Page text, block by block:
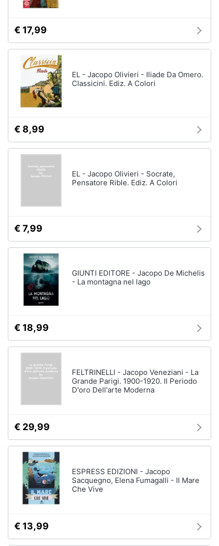
infanzia
Fotografia
Casalinghi
Abbigliamento
Sport
Animali
cd
dvd
Festività
e
ricorrenze
Servizi
Assistenza
Esci
Cd
musicali
Colonne
Sonore
Leggera
Jazz
Vedi
Me
contro
Te
Sean
connery
Barbara
D'Urso
€ 17,99
EL - Jacopo Olivieri - Iliade Da Omero.
Classicini. Ediz. A Colori
€ 8,99
EL - Jacopo Olivieri - Socrate,
Pensatore Rible. Ediz. A Colori
€ 7,99
GIUNTI EDITORE - Jacopo De Michelis
- La montagna nel lago
€ 18,99
FELTRINELLI - Jacopo Veneziani - La
Grande Parigi. 1900-1920. Il Periodo
D'oro Dell'arte Moderna
€ 29,99
ESPRESS EDIZIONI - Jacopo
Sacquegno, Elena Fumagalli - Il Mare
Che Vive
€ 13,99